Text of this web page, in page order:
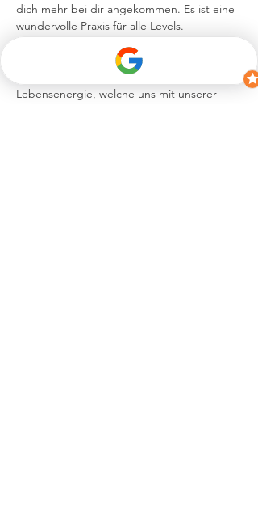
dich mehr bei dir angekommen. Es ist eine
wundervolle Praxis für alle Levels.
Reiki Healing
Reiki ist eine japanische Energie- und
Heilkunst. Es ist unsere universelle
Lebensenergie, welche uns mit unserer